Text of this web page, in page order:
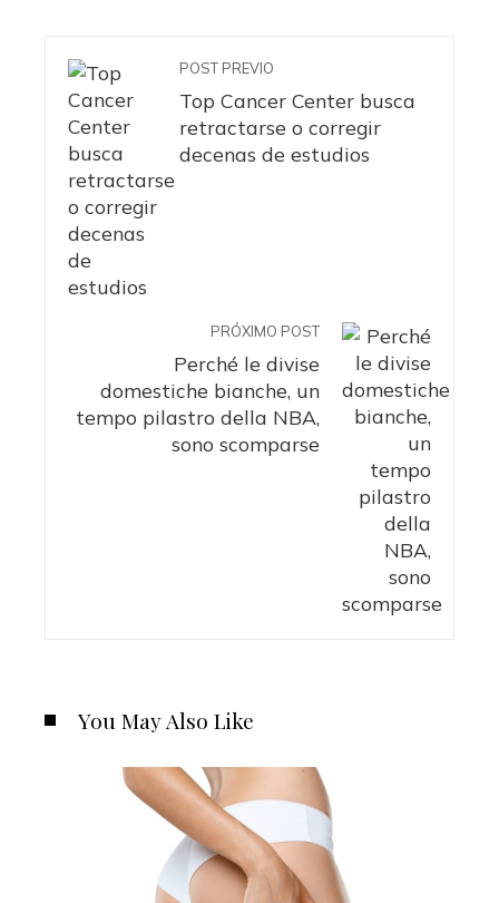
POST PREVIO
Top Cancer Center busca
retractarse o corregir
decenas de estudios
PRÓXIMO POST
Perché le divise
domestiche bianche, un
tempo pilastro della NBA,
sono scomparse
You May Also Like